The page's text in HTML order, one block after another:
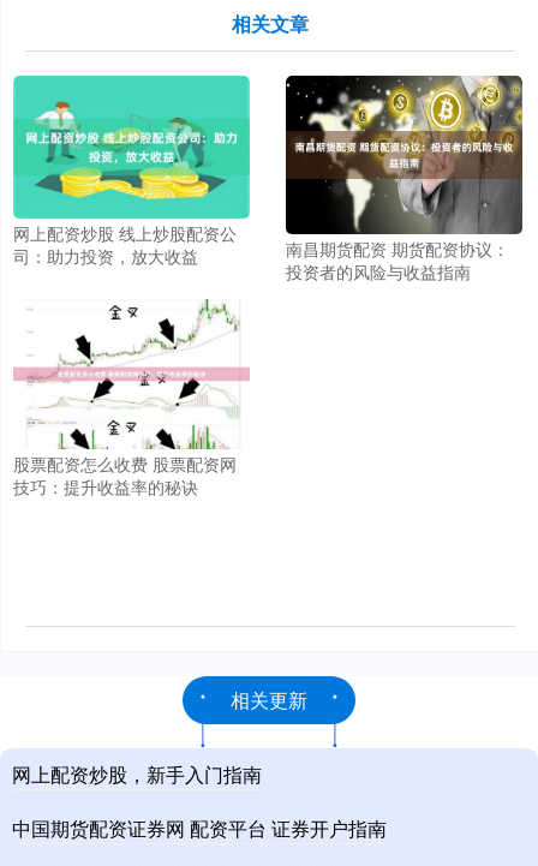
相关文章
网上配资炒股 线上炒股配资公
司：助力投资，放大收益
南昌期货配资 期货配资协议：
投资者的风险与收益指南
股票配资怎么收费 股票配资网
技巧：提升收益率的秘诀
相关更新
网上配资炒股，新手入门指南
中国期货配资证券网 配资平台 证券开户指南